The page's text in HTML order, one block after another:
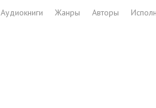
Аудиокниги Жанры Авторы